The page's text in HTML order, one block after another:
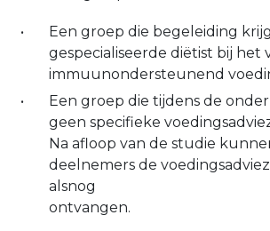
Een groep die begeleiding
gespecialiseerde diëtist bij het
immuunondersteunend
Een groep die tijdens de
geen specifieke
Na afloop van de studie
deelnemers de
alsnog
ontvangen.